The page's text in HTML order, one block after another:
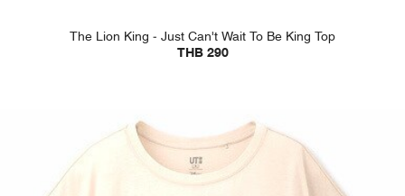
The Lion King - Just Can't Wait To Be King Top
THB 290